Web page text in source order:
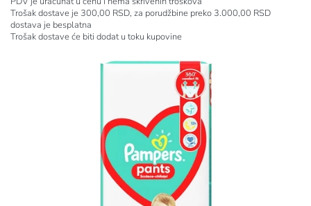
Trošak dostave je 300,00 RSD, za porudžbine preko 3.000,00 RSD
dostava je besplatna
Trošak dostave će biti dodat u toku kupovine